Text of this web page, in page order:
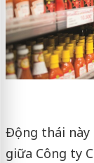
Động thái này
giữa Công ty